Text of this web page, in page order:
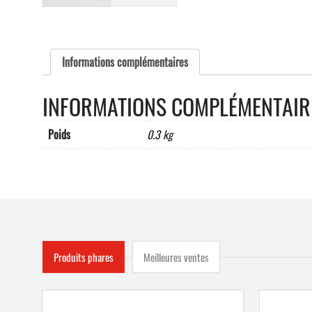
Informations complémentaires
INFORMATIONS
Poids 0.3 kg
Produits phares Meilleures ventes